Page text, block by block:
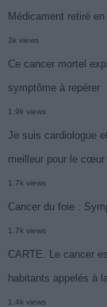
Médicament retiré
3k views
Ce cancer mortel
symptôme à repérer
1.9k views
Je suis cardiologue
meilleur pour le cœur
1.7k views
Cancer du foie :
1.7k views
CARTE. Le cancer
habitants appelés à
1.4k views